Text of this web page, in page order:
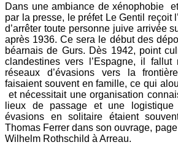
Dans une ambiance de xénophobie
par la presse, le préfet Le Gentil reçoit
d’arrêter toute personne juive arrivée
après 1936. Ce sera le début des
béarnais de Gurs. Dès 1942, point
clandestines vers l’Espagne, il
réseaux d’évasions vers la
faisaient souvent en famille, ce qui
et nécessitait une organisation
lieux de passage et une
évasions en solitaire étaient
Thomas Ferrer dans son ouvrage,
Wilhelm Rothschild à Arreau.